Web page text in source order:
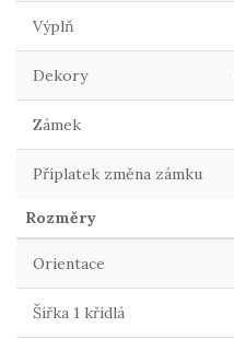
Výplň
Dekory
Zámek
Příplatek změna zámku
Rozměry
Orientace
Šířka 1 křídlá